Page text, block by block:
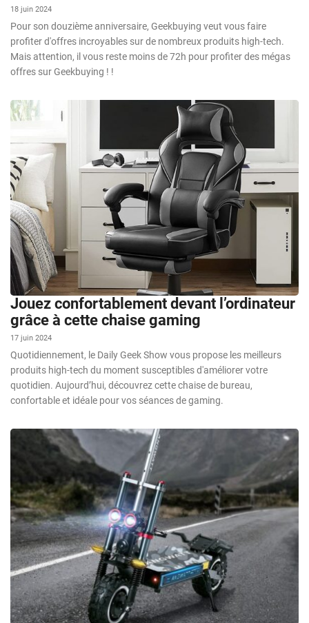
18 juin 2024
Pour son douzième anniversaire, Geekbuying veut vous faire
profiter d'offres incroyables sur de nombreux produits high-tech.
Mais attention, il vous reste moins de 72h pour profiter des mégas
offres sur Geekbuying ! !
Jouez confortablement devant l’ordinateur
grâce à cette chaise gaming
17 juin 2024
Quotidiennement, le Daily Geek Show vous propose les meilleurs
produits high-tech du moment susceptibles d'améliorer votre
quotidien. Aujourd’hui, découvrez cette chaise de bureau,
confortable et idéale pour vos séances de gaming.